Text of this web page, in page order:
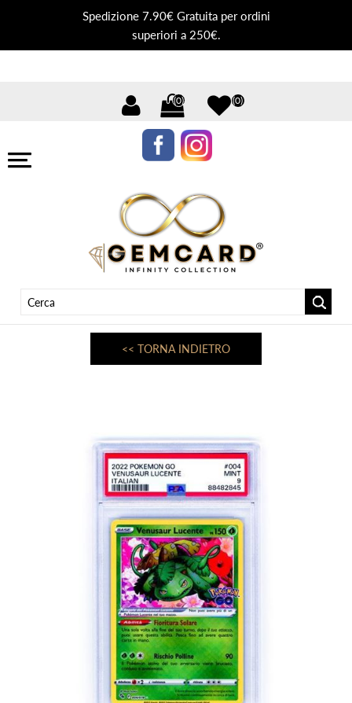
Spedizione 7.90€ Gratuita per ordini
superiori a 250€.
(0) (0)
<< TORNA INDIETRO